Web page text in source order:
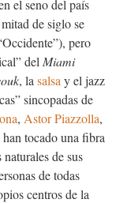
el seno del país
de siglo se
pero
del Miami
, la salsa y el jazz
sincopadas de
, Astor Piazzolla,
tocado una fibra
de sus
de todas
centros de la